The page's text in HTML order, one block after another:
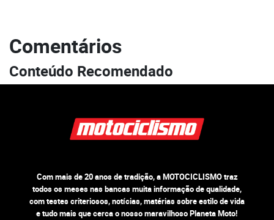
Comentários
Conteúdo Recomendado
Com mais de 20 anos de tradição, a MOTOCICLISMO traz
todos os meses nas bancas muita informação de qualidade,
com testes criteriosos, notícias, matérias sobre estilo de vida
e tudo mais que cerca o nosso maravilhoso Planeta Moto!